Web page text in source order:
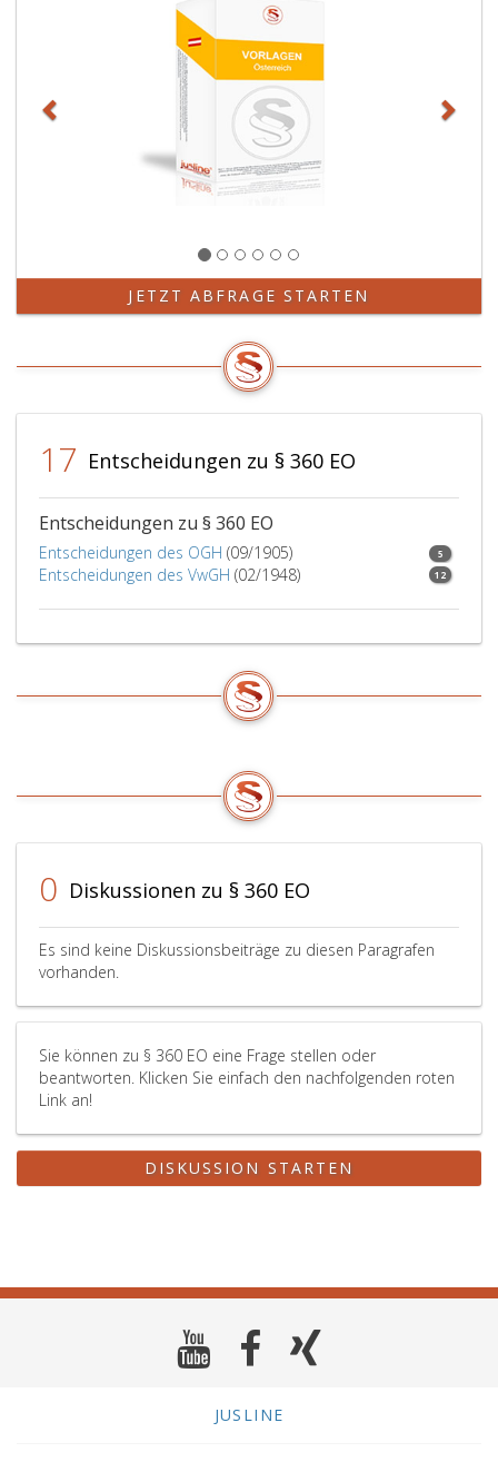
JETZT ABFRAGE STARTEN
17 Entscheidungen zu § 360 EO
Entscheidungen zu § 360 EO
Entscheidungen des OGH (09/1905) 5
Entscheidungen des VwGH (02/1948) 12
0 Diskussionen zu § 360 EO
Es sind keine Diskussionsbeiträge zu diesen Paragrafen
vorhanden.
Sie können zu § 360 EO eine Frage stellen oder
beantworten. Klicken Sie einfach den nachfolgenden roten
Link an!
DISKUSSION STARTEN
JUSLINE